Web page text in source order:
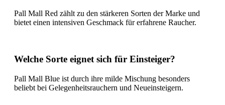
Pall Mall Red zählt zu den stärkeren Sorten der Marke und
bietet einen intensiven Geschmack für erfahrene Raucher.
Welche Sorte eignet sich für Einsteiger?
Pall Mall Blue ist durch ihre milde Mischung besonders
beliebt bei Gelegenheitsrauchern und Neueinsteigern.